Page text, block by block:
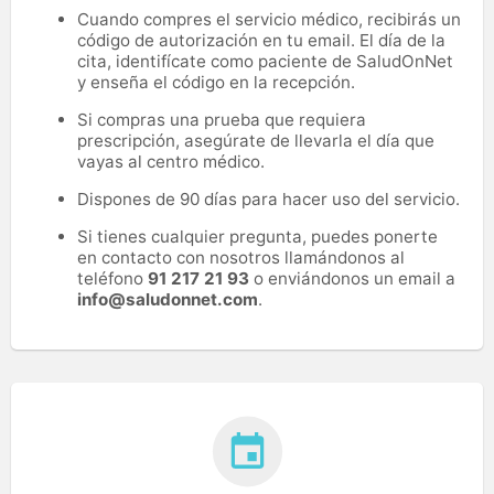
Cuando compres el servicio médico, recibirás un
código de autorización en tu email. El día de la
cita, identifícate como paciente de SaludOnNet
y enseña el código en la recepción.
Si compras una prueba que requiera
prescripción, asegúrate de llevarla el día que
vayas al centro médico.
Dispones de 90 días para hacer uso del servicio.
Si tienes cualquier pregunta, puedes ponerte
en contacto con nosotros llamándonos al
teléfono 91 217 21 93 o enviándonos un email a
info@saludonnet.com.